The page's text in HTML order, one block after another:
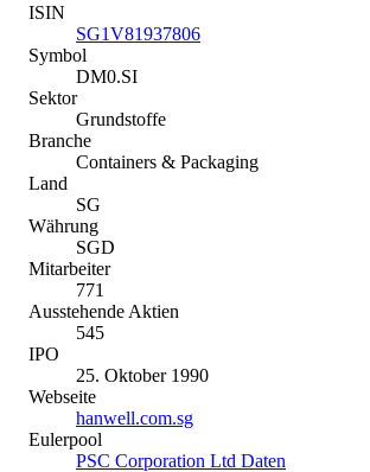
ISIN
SG1V81937806
Symbol
DM0.SI
Sektor
Grundstoffe
Branche
Containers & Packaging
Land
SG
Währung
SGD
Mitarbeiter
771
Ausstehende Aktien
545
IPO
25. Oktober 1990
Webseite
hanwell.com.sg
Eulerpool
PSC Corporation Ltd Daten